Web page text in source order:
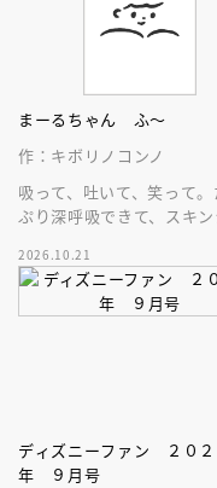
まーるちゃん ふ～
作：キボリノコンノ
吸って、吐いて、笑って。
ぷり深呼吸できて、スキン
家、キボリノコンノ初の
ストブック。
2026.10.21
ディズニーファン ２０２
年 ９月号